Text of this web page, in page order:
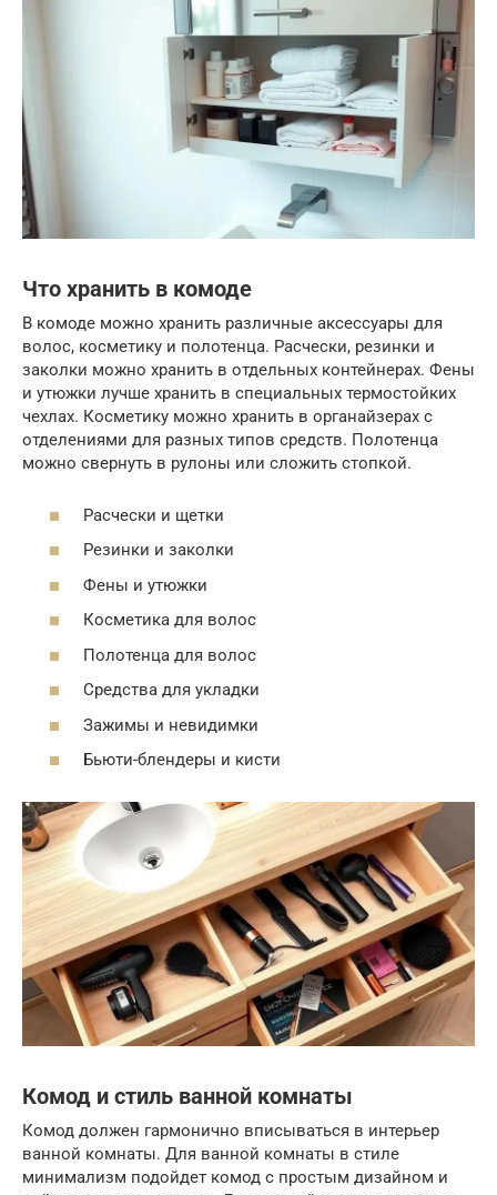
Что хранить в комоде
В комоде можно хранить различные аксессуары для
волос, косметику и полотенца. Расчески, резинки и
заколки можно хранить в отдельных контейнерах. Фены
и утюжки лучше хранить в специальных термостойких
чехлах. Косметику можно хранить в органайзерах с
отделениями для разных типов средств. Полотенца
можно свернуть в рулоны или сложить стопкой.
Расчески и щетки
Резинки и заколки
Фены и утюжки
Косметика для волос
Полотенца для волос
Средства для укладки
Зажимы и невидимки
Бьюти-блендеры и кисти
Комод и стиль ванной комнаты
Комод должен гармонично вписываться в интерьер
ванной комнаты. Для ванной комнаты в стиле
минимализм подойдет комод с простым дизайном и